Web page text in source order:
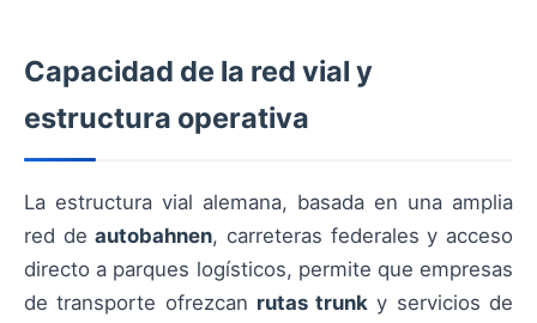
Capacidad de la red vial y
estructura operativa
La estructura vial alemana, basada en una amplia
red deautobahnen, carreteras federales y acceso
directo a parques logísticos, permite que empresas
de transporte ofrezcan rutas trunk y servicios de